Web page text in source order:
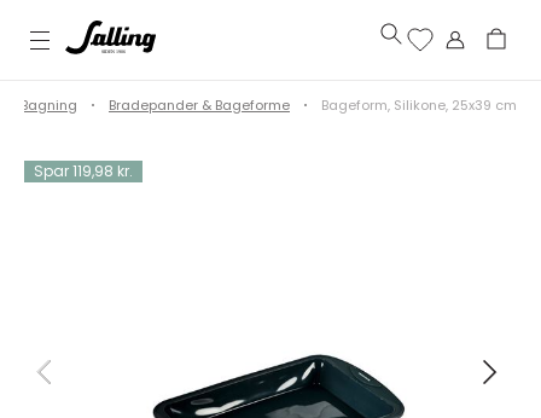
Bagning Bradepander & Bageforme Bageform, Silikone, 25x39 cm
Spar 119,98 kr.